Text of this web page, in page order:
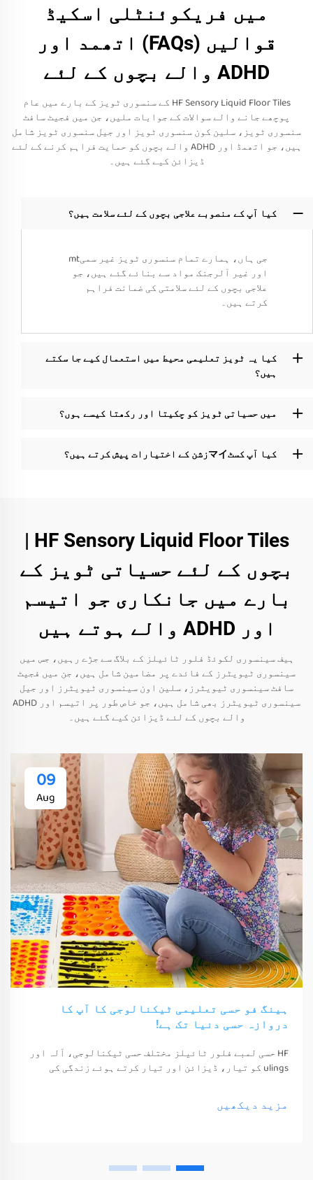
میں فریکوئنٹلی اسکیڈ
قوالیں (FAQs) اتھمد اور
ADHD والے بچوں کے لئے
HF Sensory Liquid Floor Tiles کے سنسوری ٹویز کے بارے میں عام
پوچھے جانے والے سوالات کے جوابات ملیں، جن میں فجیٹ سافٹ
سنسوری ٹویز، سلین کون سنسوری ٹویز اور جیل سنسوری ٹویز شامل
ہیں، جو اتھمڈ اور ADHD والے بچوں کو حمایت فراہم کرنے کے لئے
ڈیزائن کیے گئے ہیں۔
کیا آپ کے منصوبے علاجی بچوں کے لئے سلامت ہیں؟
جی ہاں، ہمارے تمام سنسوری ٹویز غیر سمیmt
اور غیر آلرجنک مواد سے بنائے گئے ہیں، جو
علاجی بچوں کے لئے سلامتی کی ضمانت فراہم
کرتے ہیں۔
کیا یہ ٹویز تعلیمی محیط میں استعمال کیے جا سکتے
ہیں؟
میں حسیاتی ٹویز کو چکیتا اور رکھتا کیسے ہوں؟
کیا آپ کسٹマイزشن کے اختیارات پیش کرتے ہیں؟
HF Sensory Liquid Floor Tiles |
بچوں کے لئے حسیاتی ٹویز کے
بارے میں جانکاری جو اتیسم
اور ADHD والے ہوتے ہیں
ہیف سینسوری لکوئڈ فلور ٹائیلز کے بلاگ سے جڑے رہیں، جس میں
سینسوری ٹیویٹرز کے فائدے پر مضامین شامل ہیں، جن میں فجیٹ
سافٹ سینسوری ٹیویٹرز، سلین اون سینسوری ٹیویٹرز اور جیل
سینسوری ٹیویٹرز بھی شامل ہیں، جو خاص طور پر اتیسم اور ADHD
والے بچوں کے لئے ڈیزائن کیے گئے ہیں۔
09
Aug
ہینگ فو حسی تعلیمی ٹیکنالوجی کا آپ کا
دروازہ حسی دنیا تک ہے!
HF حسی لمبے فلور ٹائیلز مختلف حسی ٹیکنالوجی، آلہ اور
ulings کو تیار، ڈیزائن اور تیار کرتے ہوئے زندگی کی
مزید دیکھیں